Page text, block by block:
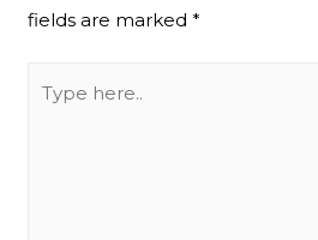
fields are marked*
here..